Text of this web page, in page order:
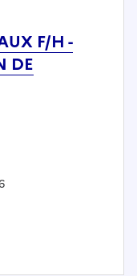
F/H -
DE